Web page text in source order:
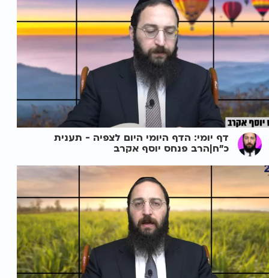
דף יומי: הדף היומי היום לצפיה - תענית
כ"ח|הרב פנחס יוסף אקרב